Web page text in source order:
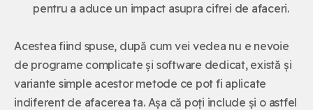
pentru a aduce un impact asupra cifrei de afaceri.
Acestea fiind spuse, după cum vei vedea nu e nevoie
de programe complicate și software dedicat, există și
variante simple acestor metode ce pot fi aplicate
indiferent de afacerea ta. Așa că poți include și o astfel